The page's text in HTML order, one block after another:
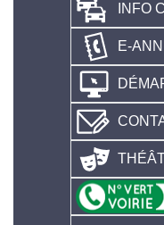
INFO
E-